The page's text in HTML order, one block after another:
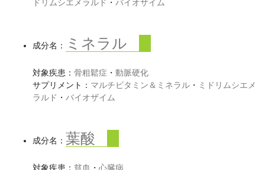
ドリムシエメラルド ・ バイオザイム
成分名： ミネラル
対象疾患： 骨粗鬆症 ・ 動脈硬化
サプリメント： マルチビタミン＆ミネラル ・ ミドリムシエメ
ラルド ・ バイオザイム
成分名： 葉酸
対象疾患： 貧血 ・ 心臓病